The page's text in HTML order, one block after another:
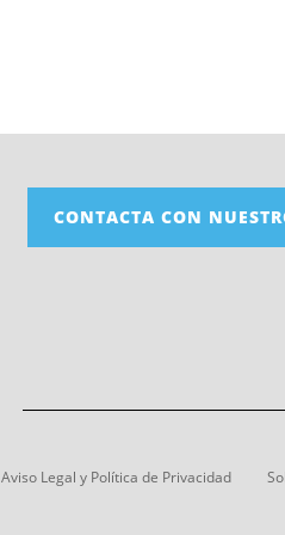
CONTACTA CON
Aviso Legal y Política de Privacidad